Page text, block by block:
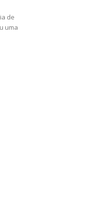
de
uma